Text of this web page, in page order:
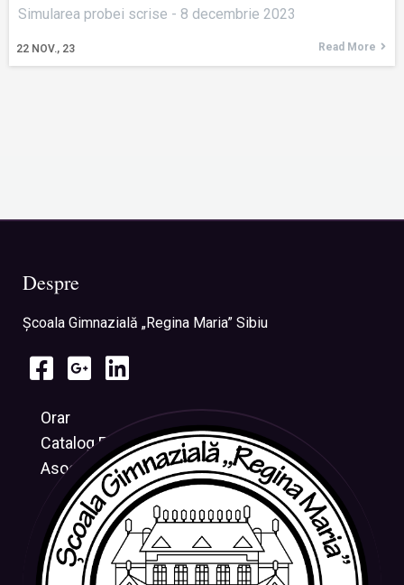
22 NOV., 23
Simularea probei scrise - 8 decembrie 2023
Read More
Despre
Şcoala Gimnazială „Regina Maria” Sibiu
Orar
Catalog Electronic
Asociația CRESUS